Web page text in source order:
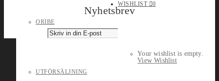
ORIBE
UTFÖRSÄLJNING
WISHLIST 0
Your wishlist is empty.
View Wishlist
Nyhetsbrev